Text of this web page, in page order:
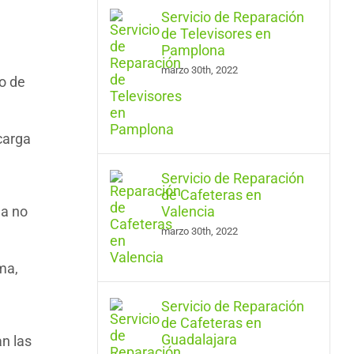
de
no
las
Servicio de Reparación
de Televisores en
Pamplona
marzo 30th, 2022
Servicio de Reparación
de Cafeteras en
Valencia
marzo 30th, 2022
Servicio de Reparación
de Cafeteras en
Guadalajara